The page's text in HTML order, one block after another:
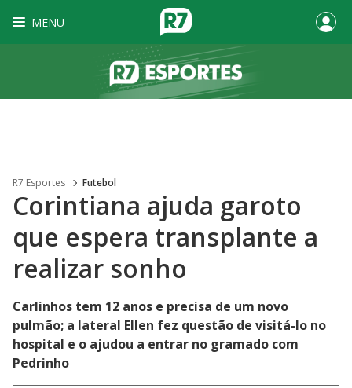
MENU
R7 Esportes Futebol
Corintiana ajuda garoto
que espera transplante a
realizar sonho
Carlinhos tem 12 anos e precisa de um novo
pulmão; a lateral Ellen fez questão de visitá-lo no
hospital e o ajudou a entrar no gramado com
Pedrinho